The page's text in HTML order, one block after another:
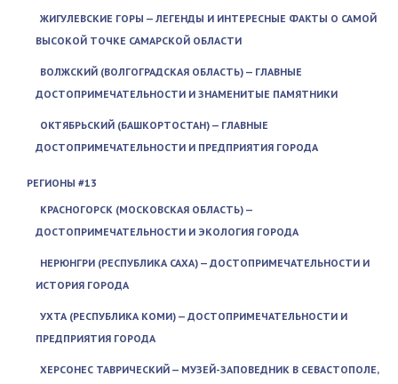
ЖИГУЛЕВСКИЕ ГОРЫ — ЛЕГЕНДЫ И ИНТЕРЕСНЫЕ ФАКТЫ О САМОЙ
ВЫСОКОЙ ТОЧКЕ САМАРСКОЙ ОБЛАСТИ
ВОЛЖСКИЙ (ВОЛГОГРАДСКАЯ ОБЛАСТЬ) — ГЛАВНЫЕ
ДОСТОПРИМЕЧАТЕЛЬНОСТИ И ЗНАМЕНИТЫЕ ПАМЯТНИКИ
ОКТЯБРЬСКИЙ (БАШКОРТОСТАН) — ГЛАВНЫЕ
ДОСТОПРИМЕЧАТЕЛЬНОСТИ И ПРЕДПРИЯТИЯ ГОРОДА
РЕГИОНЫ #13
КРАСНОГОРСК (МОСКОВСКАЯ ОБЛАСТЬ) —
ДОСТОПРИМЕЧАТЕЛЬНОСТИ И ЭКОЛОГИЯ ГОРОДА
НЕРЮНГРИ (РЕСПУБЛИКА САХА) — ДОСТОПРИМЕЧАТЕЛЬНОСТИ И
ИСТОРИЯ ГОРОДА
УХТА (РЕСПУБЛИКА КОМИ) — ДОСТОПРИМЕЧАТЕЛЬНОСТИ И
ПРЕДПРИЯТИЯ ГОРОДА
ХЕРСОНЕС ТАВРИЧЕСКИЙ — МУЗЕЙ-ЗАПОВЕДНИК В СЕВАСТОПОЛЕ,